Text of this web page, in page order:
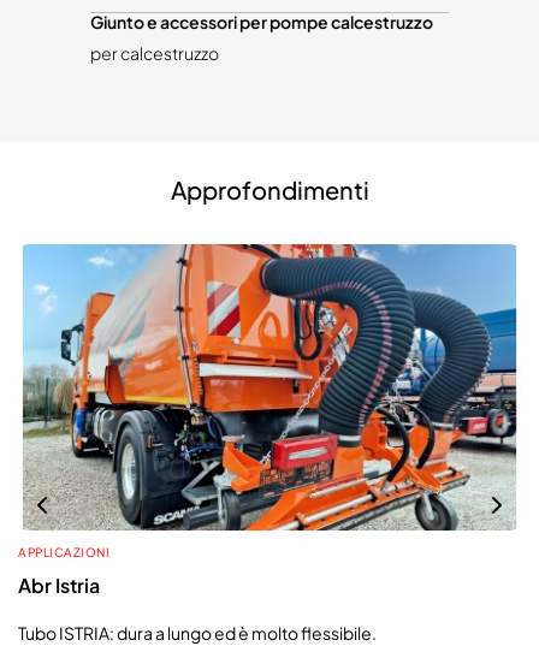
Giunto e accessori per pompe calcestruzzo
per calcestruzzo
Approfondimenti
APPLICAZIONI
Abr Istria
Tubo ISTRIA: dura a lungo ed è molto flessibile.